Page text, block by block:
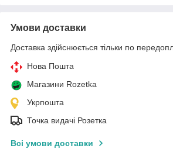
Умови доставки
Доставка здійснюється тільки по
Нова Пошта
Магазини Rozetka
Укрпошта
Точка видачі Розетка
Всі умови доставки